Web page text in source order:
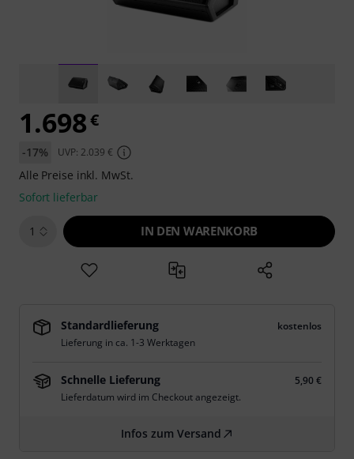
1.698€
-17% UVP: 2.039 €
Alle Preise inkl. MwSt.
Sofort lieferbar
1 IN DEN WARENKORB
Standardlieferung
kostenlos
Lieferung in ca. 1-3 Werktagen
Schnelle Lieferung
5,90 €
Lieferdatum wird im Checkout angezeigt.
Infos zum Versand